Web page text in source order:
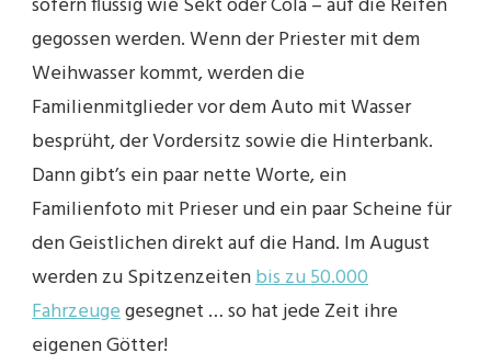
gegossen werden. Wenn der Priester mit dem
Weihwasser kommt, werden die
Familienmitglieder vor dem Auto mit Wasser
besprüht, der Vordersitz sowie die Hinterbank.
Dann gibt’s ein paar nette Worte, ein
Familienfoto mit Prieser und ein paar Scheine für
den Geistlichen direkt auf die Hand. Im August
werden zu Spitzenzeitenbis zu 50.000
Fahrzeugegesegnet … so hat jede Zeit ihre
eigenen Götter!